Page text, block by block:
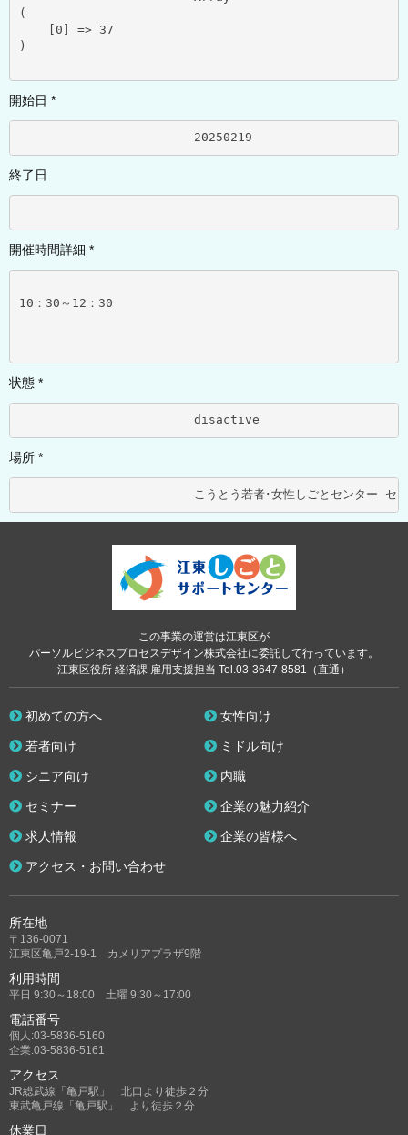
(
    [0] => 37
)
開始日 *
終了日
開催時間詳細 *
10：30～12：30
状態 *
場所 *
この事業の運営は江東区が
パーソルビジネスプロセスデザイン株式会社に委託して行っています。
江東区役所 経済課 雇用支援担当 Tel.03-3647-8581（直通）
所在地
〒136-0071
江東区亀戸2-19-1 カメリアプラザ9階
利用時間
平日 9:30～18:00 土曜 9:30～17:00
電話番号
個人:03-5836-5160
企業:03-5836-5161
アクセス
JR総武線「亀戸駅」 北口より徒歩２分
東武亀戸線「亀戸駅」 より徒歩２分
休業日
初めての方へ 女性向け
若者向け ミドル向け
シニア向け 内職
セミナー 企業の魅力紹介
求人情報 企業の皆様へ
アクセス・お問い合わせ